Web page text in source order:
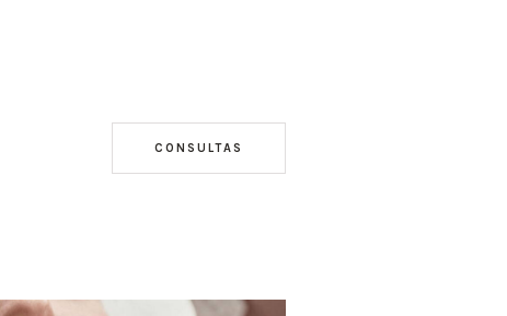
CONSULTAS